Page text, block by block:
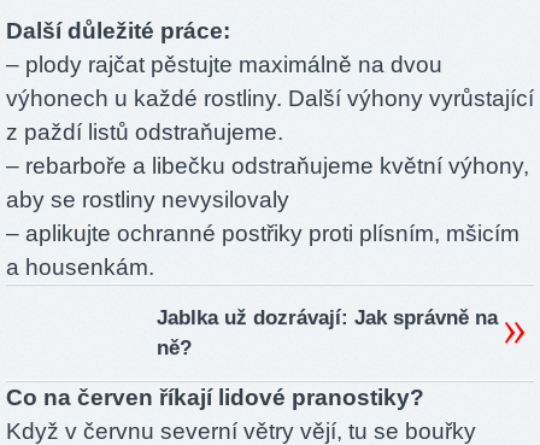
Další důležité práce:
– plody rajčat pěstujte maximálně na dvou
výhonech u každé rostliny. Další výhony vyrůstající
z paždí listů odstraňujeme.
– rebarboře a libečku odstraňujeme květní výhony,
aby se rostliny nevysilovaly
– aplikujte ochranné postřiky proti plísním, mšicím
a housenkám.
Jablka už dozrávají: Jak správně na
ně?
Co na červen říkají lidové pranostiky?
Když v červnu severní větry vějí, tu se bouřky